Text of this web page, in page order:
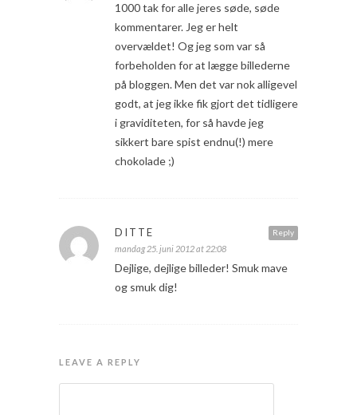
1000 tak for alle jeres søde, søde
kommentarer. Jeg er helt
overvældet! Og jeg som var så
forbeholden for at lægge billederne
på bloggen. Men det var nok alligevel
godt, at jeg ikke fik gjort det tidligere
i graviditeten, for så havde jeg
sikkert bare spist endnu(!) mere
chokolade ;)
Reply
DITTE
mandag 25. juni 2012 at 22:08
Dejlige, dejlige billeder! Smuk mave
og smuk dig!
LEAVE A REPLY